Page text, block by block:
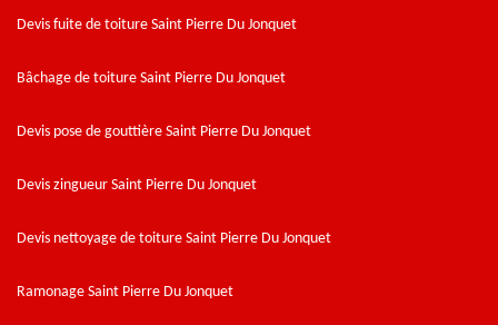
Devis fuite de toiture Saint Pierre Du Jonquet
Bâchage de toiture Saint Pierre Du Jonquet
Devis pose de gouttière Saint Pierre Du Jonquet
Devis zingueur Saint Pierre Du Jonquet
Devis nettoyage de toiture Saint Pierre Du Jonquet
Ramonage Saint Pierre Du Jonquet